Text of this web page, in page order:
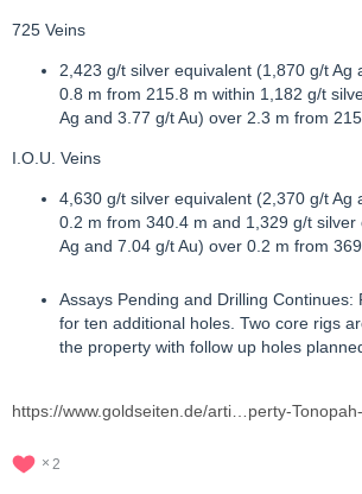
725 Veins
2,423 g/t silver equivalent (1,870 g/t Ag
0.8 m from 215.8 m within 1,182 g/t
Ag and 3.77 g/t Au) over 2.3 m from
I.O.U. Veins
4,630 g/t silver equivalent (2,370 g/t Ag
0.2 m from 340.4 m and 1,329 g/t
Ag and 7.04 g/t Au) over 0.2 m from
Assays Pending and Drilling Continues:
for ten additional holes. Two core rigs
the property with follow up holes
https://www.goldseiten.de/arti…perty-
2